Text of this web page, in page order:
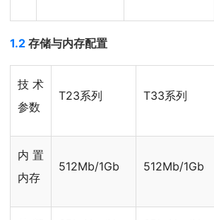
1.2存储与内存配置
技术
参数
T23系列 T33系列
内置
内存
512Mb/1Gb 512Mb/1Gb